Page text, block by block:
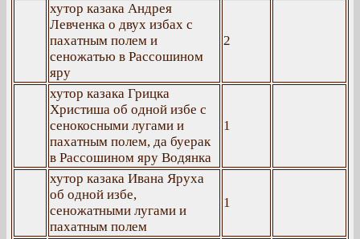
хутор казака Андрея
Левченка о двух избах с
пахатным полем и
сеножатью в Рассошином
яру
2
хутор казака Грицка
Христиша об одной избе с
сенокосными лугами и
пахатным полем, да буерак
в Рассошином яру Водянка
1
хутор казака Ивана Яруха
об одной избе,
сеножатными лугами и
пахатным полем
1